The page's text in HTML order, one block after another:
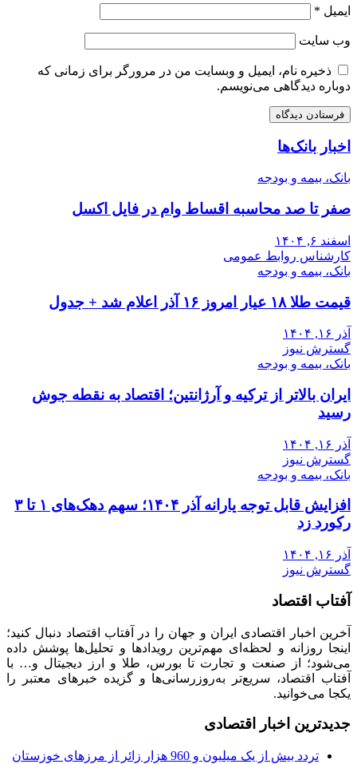
ایمیل *
وب‌ سایت
ذخیره نام، ایمیل و وبسایت من در مرورگر برای زمانی که
دوباره دیدگاهی می‌نویسم.
اخبار بانک‌ها
بانک، بیمه و بودجه
صفر تا صد محاسبه اقساط وام در فایل اکسل
اسفند ۶, ۱۴۰۴
کارشناس روابط عمومی
بانک، بیمه و بودجه
قیمت طلا ۱۸ عیار امروز ۱۶ آذر اعلام شد + جدول
آذر ۱۶, ۱۴۰۴
گسترش نیوز
بانک، بیمه و بودجه
ایران بالاتر از ترکیه و آرژانتین؛ اقتصاد به نقطه جوش
رسید
آذر ۱۶, ۱۴۰۴
گسترش نیوز
بانک، بیمه و بودجه
افزایش قابل توجه یارانه آذر ۱۴۰۴؛ سهم دهک‌های ۱ تا ۳
رکورد زد
آذر ۱۶, ۱۴۰۴
گسترش نیوز
آفتاب اقتصاد
آخرین اخبار اقتصادی ایران و جهان را در آفتاب اقتصاد دنبال کنید؛
اینجا روزانه و لحظه‌ای مهم‌ترین رویدادها و تحلیل‌ها پوشش داده
می‌شود؛ از صنعت و تجارت تا بورس، طلا و ارز دیجیتال و… با
آفتاب اقتصاد، سریع‌تر به‌روزرسانی‌ها و گزیده خبرهای معتبر را
یکجا می‌خوانید.
جدیدترین اخبار اقتصادی
تردد بیش از یک میلیون و 960 هزار زائر از مرزهای خوزستان